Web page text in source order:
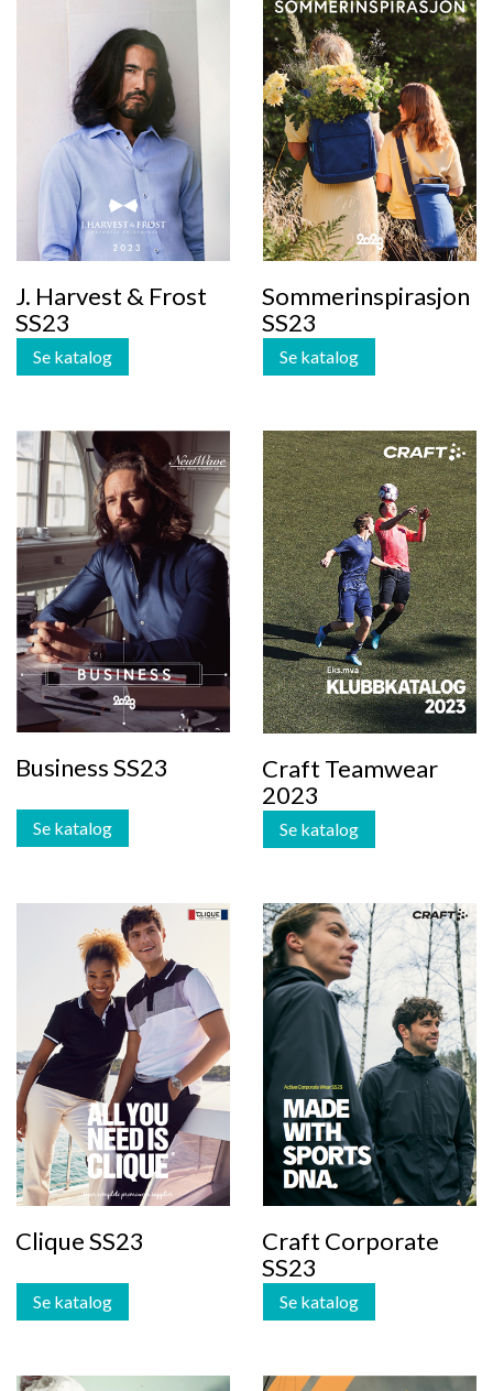
J. Harvest & Frost
SS23
Se katalog
Sommerinspirasjon
SS23
Se katalog
Business SS23
Se katalog
Craft Teamwear
2023
Se katalog
Clique SS23
Se katalog
Craft Corporate
SS23
Se katalog